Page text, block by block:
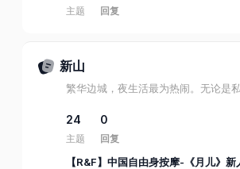
主题 回复
新山
24
主题
0
回复